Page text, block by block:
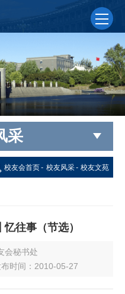
采
校友会首页- 校友风采- 校友文苑
往事（节选）
会秘书处
布时间：2010-05-27